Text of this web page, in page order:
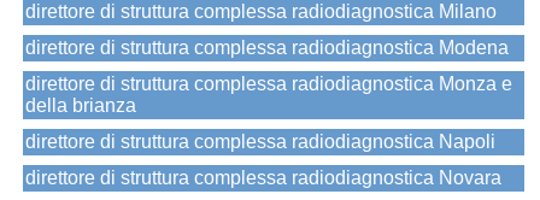
direttore di struttura complessa radiodiagnostica Milano
direttore di struttura complessa radiodiagnostica Modena
direttore di struttura complessa radiodiagnostica Monza e
della brianza
direttore di struttura complessa radiodiagnostica Napoli
direttore di struttura complessa radiodiagnostica Novara